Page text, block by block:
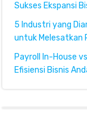
Sukses Ekspansi
5 Industri yang
untuk Melesatkan
Payroll In-House
Efisiensi Bisnis